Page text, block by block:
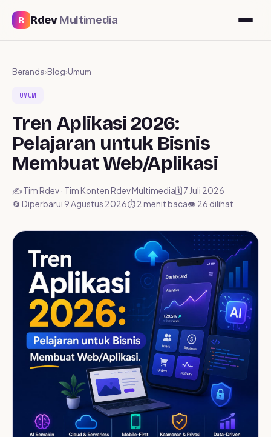
R RdevMultimedia
Beranda›Blog›Umum
UMUM
Tren Aplikasi 2026:
Pelajaran untuk Bisnis
Membuat Web/Aplikasi
✍️ Tim Rdev · Tim Konten Rdev Multimedia🗓️ 7 Juli 2026
🔄 Diperbarui 9 Agustus 2026⏱ 2 menit baca👁️ 26 dilihat